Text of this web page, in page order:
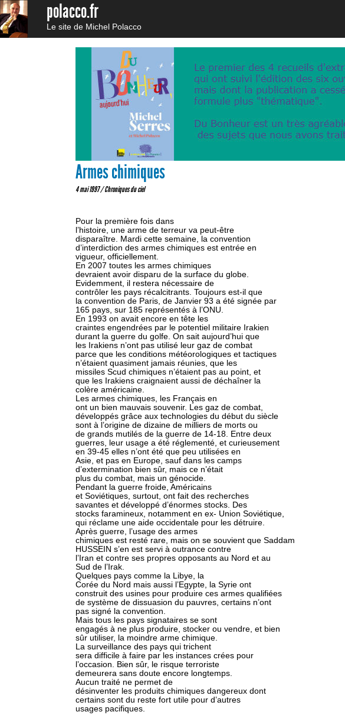
polacco.fr
Le site de Michel Polacco
Armes chimiques
4 mai 1997 /Chroniques du ciel
Pour la première fois dans
l’histoire, une arme de terreur va peut-être
disparaître. Mardi cette semaine, la convention
d’interdiction des armes chimiques est entrée en
vigueur, officiellement.
En 2007 toutes les armes chimiques
devraient avoir disparu de la surface du globe.
Evidemment, il restera nécessaire de
contrôler les pays récalcitrants. Toujours est-il que
la convention de Paris, de Janvier 93 a été signée par
165 pays, sur 185 représentés à l’ONU.
En 1993 on avait encore en tête les
craintes engendrées par le potentiel militaire Irakien
durant la guerre du golfe. On sait aujourd’hui que
les Irakiens n’ont pas utilisé leur gaz de combat
parce que les conditions météorologiques et tactiques
n’étaient quasiment jamais réunies, que les
missiles Scud chimiques n’étaient pas au point, et
que les Irakiens craignaient aussi de déchaîner la
colère américaine.
Les armes chimiques, les Français en
ont un bien mauvais souvenir. Les gaz de combat,
développés grâce aux technologies du début du siècle
sont à l’origine de dizaine de milliers de morts ou
de grands mutilés de la guerre de 14-18. Entre deux
guerres, leur usage a été réglementé, et curieusement
en 39-45 elles n’ont été que peu utilisées en
Asie, et pas en Europe, sauf dans les camps
d’extermination bien sûr, mais ce n’était
plus du combat, mais un génocide.
Pendant la guerre froide, Américains
et Soviétiques, surtout, ont fait des recherches
savantes et développé d’énormes stocks. Des
stocks faramineux, notamment en ex- Union Soviétique,
qui réclame une aide occidentale pour les détruire.
Après guerre, l’usage des armes
chimiques est resté rare, mais on se souvient que Saddam
HUSSEIN s’en est servi à outrance contre
l’Iran et contre ses propres opposants au Nord et au
Sud de l’Irak.
Quelques pays comme la Libye, la
Corée du Nord mais aussi l’Egypte, la Syrie ont
construit des usines pour produire ces armes qualifiées
de système de dissuasion du pauvres, certains n’ont
pas signé la convention.
Mais tous les pays signataires se sont
engagés à ne plus produire, stocker ou vendre, et bien
sûr utiliser, la moindre arme chimique.
La surveillance des pays qui trichent
sera difficile à faire par les instances crées pour
l’occasion. Bien sûr, le risque terroriste
demeurera sans doute encore longtemps.
Aucun traité ne permet de
désinventer les produits chimiques dangereux dont
certains sont du reste fort utile pour d’autres
usages pacifiques.